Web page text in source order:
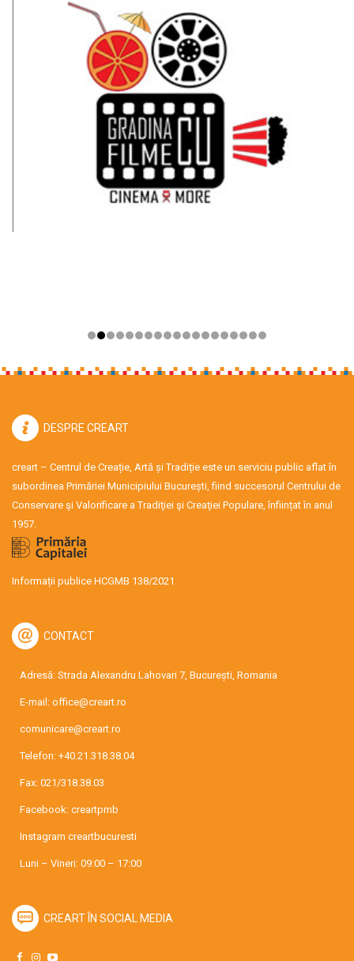
DESPRE CREART
creart – Centrul de Creație, Artă și Tradiție este un serviciu public aflat în
subordinea Primăriei Municipiului București, fiind succesorul Centrului de
Conservare şi Valorificare a Tradiţiei şi Creaţiei Populare, înființat în anul
1957.
Informații publice HCGMB 138/2021
CONTACT
Adresă: Strada Alexandru Lahovari 7, București, Romania
E-mail: office@creart.ro
comunicare@creart.ro
Telefon: +40.21.318.38.04
Fax: 021/318.38.03
Facebook: creartpmb
Instagram creartbucuresti
Luni – Vineri: 09:00 – 17:00
CREART ÎN SOCIAL MEDIA